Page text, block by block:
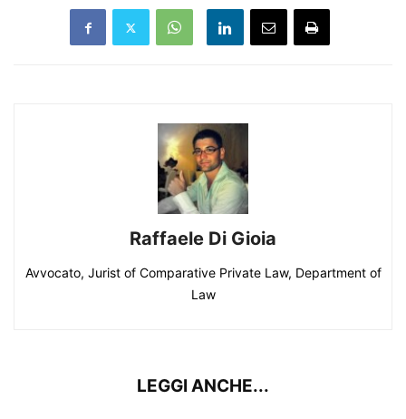
Raffaele Di Gioia
Avvocato, Jurist of Comparative Private Law, Department of
Law
LEGGI ANCHE...